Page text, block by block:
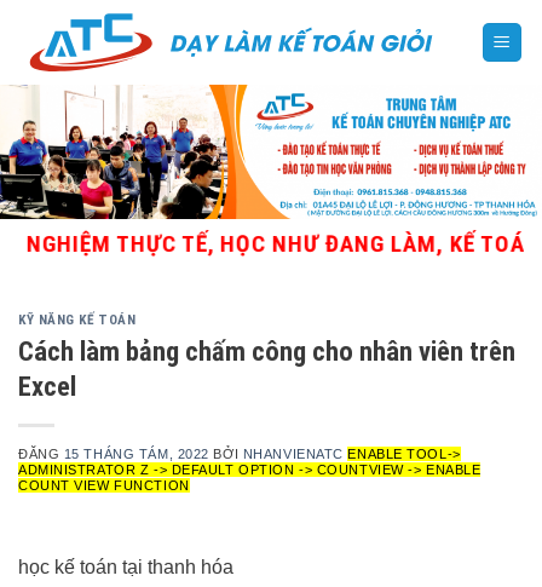
content
THỰC TẾ, HỌC NHƯ ĐANG LÀM, KẾ TOÁN
KỸ NĂNG KẾ TOÁN
Cách làm bảng chấm công cho nhân viên trên
Excel
ĐĂNG 15 THÁNG TÁM, 2022 BỞI NHANVIENATC ENABLE TOOL->
ADMINISTRATOR Z -> DEFAULT OPTION -> COUNTVIEW -> ENABLE
COUNT VIEW FUNCTION
học kế toán tại thanh hóa